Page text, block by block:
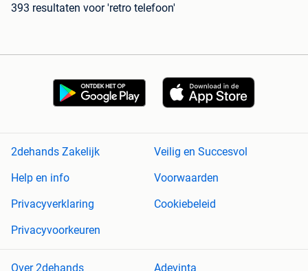
393 resultaten voor 'retro telefoon'
2dehands Zakelijk
Veilig en Succesvol
Help en info
Voorwaarden
Privacyverklaring
Cookiebeleid
Privacyvoorkeuren
Over 2dehands Adevinta